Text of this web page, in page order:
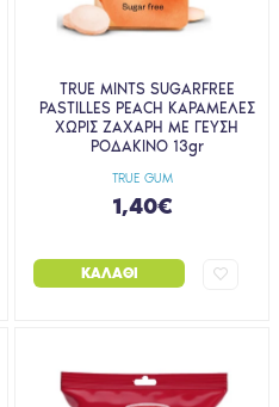
TRUE GUM
TRUE MINTS SUGARFREE
PASTILLES PEACH ΚΑΡΑΜΕΛΕΣ
ΧΩΡΙΣ ΖΑΧΑΡΗ ΜΕ ΓΕΥΣΗ
ΡΟΔΑΚΙΝΟ 13gr
1,40€
ΚΑΛΆΘΙ